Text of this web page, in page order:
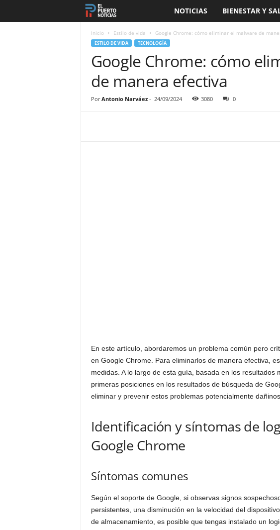
l
e
t
NOTICIAS BIENESTAR Y
Inicio Estilo de vida Google Chrome: cómo eliminar el malware de
ESTILO DE VIDA TECNOLOGÍA
Google Chrome: cómo
de manera efectiva
Por Antonio Narváez- 24/09/2024 3080 0
En este artículo, abordaremos un problema común pero
en Google Chrome. Para eliminarlos de manera efectiva,
medidas. A lo largo de esta guía, basada en los resultados
primeras posiciones en los resultados de búsqueda de
eliminar y prevenir estos problemas potencialmente dañinos.
Identificación y síntomas de
Google Chrome
Síntomas comunes
Según el soporte de Google, si observas signos
persistentes, una disminución en la velocidad del
de almacenamiento, es posible que tengas instalado un